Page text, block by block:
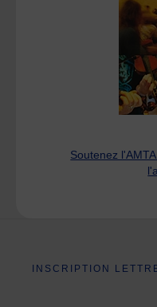
Soutenez
INSCRIPTION